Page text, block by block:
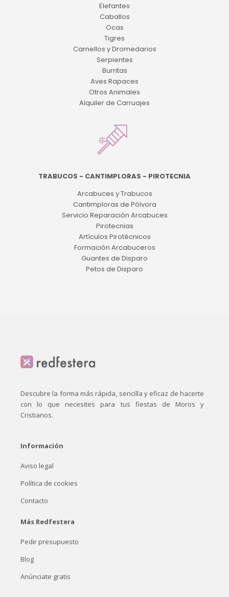
Elefantes
Caballos
Ocas
Tigres
Camellos y Dromedarios
Serpientes
Burritas
Aves Rapaces
Otros Animales
Alquiler de Carruajes
TRABUCOS - CANTIMPLORAS - PIROTECNIA
Arcabuces y Trabucos
Cantimploras de Pólvora
Servicio Reparación Arcabuces
Pirotecnias
Artículos Pirotécnicos
Formación Arcabuceros
Guantes de Disparo
Petos de Disparo
Descubre la forma más rápida, sencilla y eficaz de hacerte
con lo que necesites para tus fiestas de Moros y
Cristianos.
Información
Aviso legal
Política de cookies
Contacto
Más Redfestera
Pedir presupuesto
Blog
Anúnciate gratis